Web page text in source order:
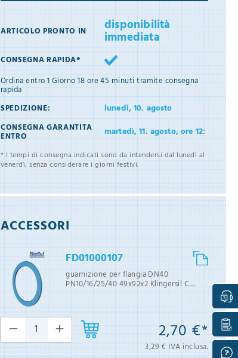
ARTICOLO PRONTO IN disponibilità
immediata
CONSEGNA RAPIDA*
Ordina entro1 Giorno 18 ore 45 minuti tramite consegna
rapida
SPEDIZIONE:
lunedì, 10. agosto
CONSEGNA GARANTITA
ENTRO martedì, 11. agosto, ore 12:
* I tempi di consegna indicati sono da intendersi dal lunedì al
venerdì, senza considerare i giorni festivi.
ACCESSORI
FD01000107
guarnizione per flangia DN40
PN10/16/25/40 49x92x2 Klingersil C
2,70 €*
3,29 € IVA inclusa.